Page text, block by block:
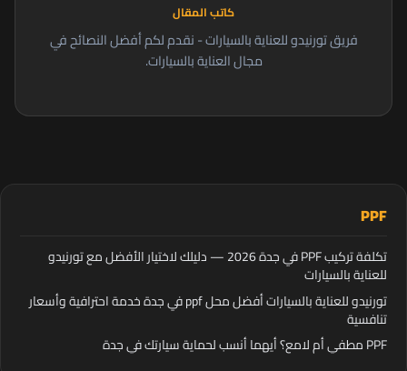
PPF
تكلفة تركيب PPF في جدة 2026 — دليلك لاختيار الأفضل مع تورنيدو
للعناية بالسيارات
تورنيدو للعناية بالسيارات أفضل محل ppf في جدة خدمة احترافية وأسعار
تنافسية
PPF مطفي أم لامع؟ أيهما أنسب لحماية سيارتك في جدة
كاتب المقال
فريق تورنيدو للعناية بالسيارات - نقدم لكم أفضل النصائح في
مجال العناية بالسيارات.